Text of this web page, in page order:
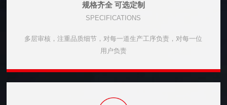
规格齐全 可选定制
SPECIFICATIONS
多层审核，注重品质细节，对每一道生产工序负责，对每一位
用户负责